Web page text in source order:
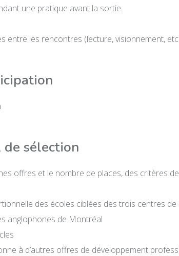
une pratique avant la sortie.
entre les rencontres (lecture, visionnement,
de sélection
offres et le nombre de places, des critères
des écoles ciblées des trois centres
anglophones de Montréal
à d’autres offres de développement